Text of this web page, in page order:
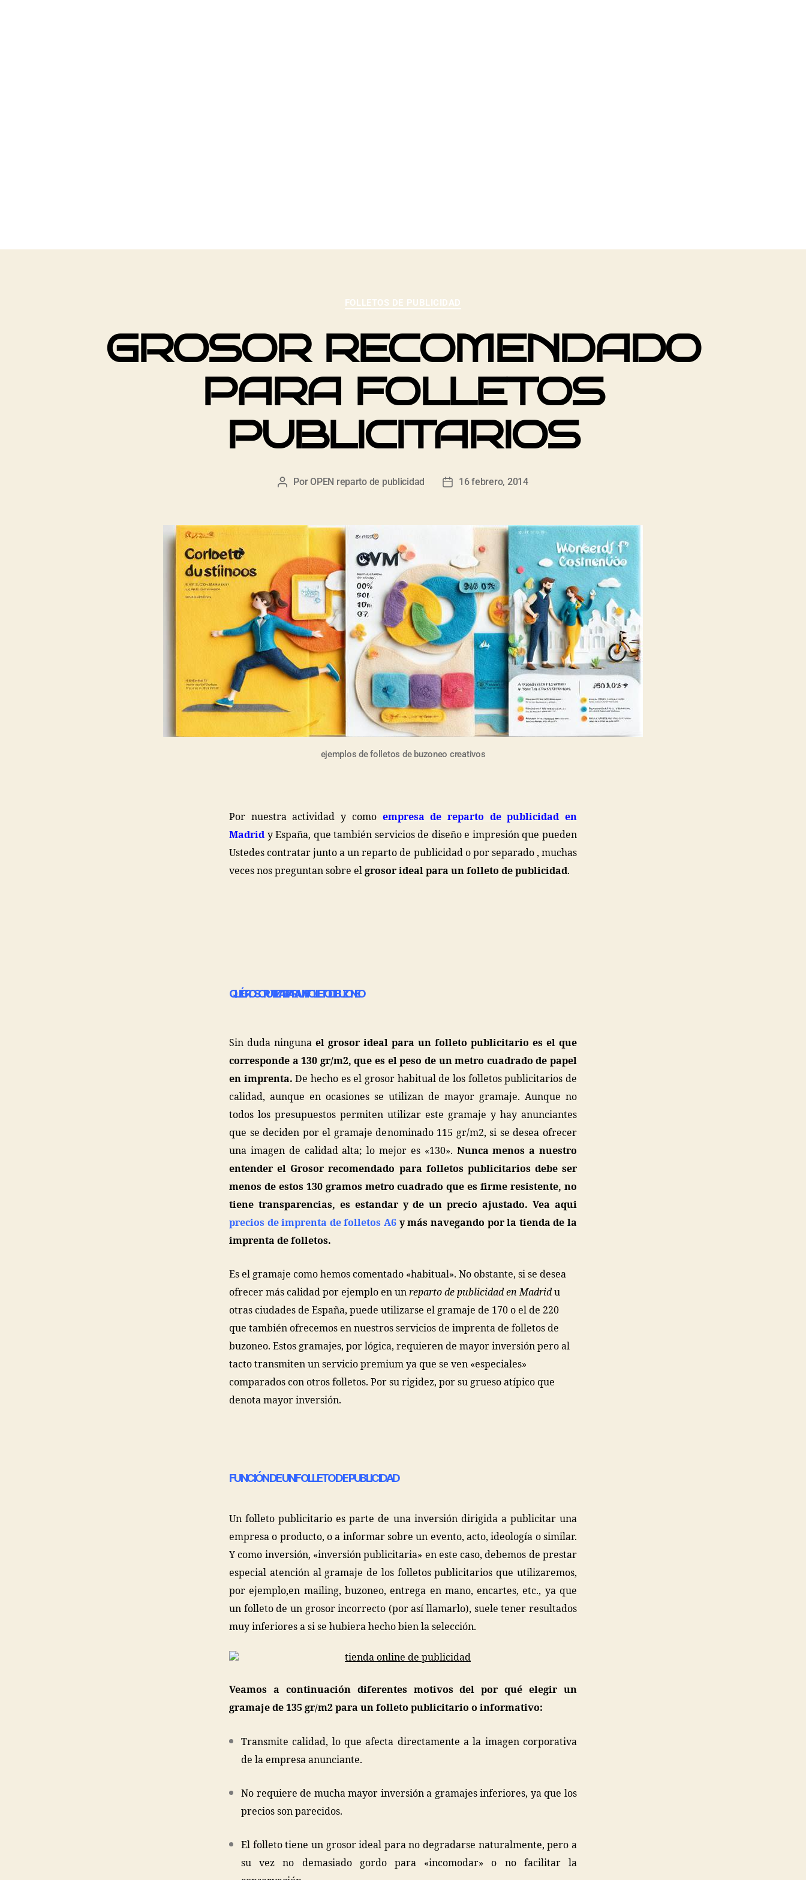
FOLLETOS DE PUBLICIDAD
GROSOR RECOMENDADO
PARA FOLLETOS
PUBLICITARIOS
PorOPEN reparto de publicidad 16 febrero, 2014
ejemplos de folletos de buzoneo creativos
Por nuestra actividad y como empresa de reparto de publicidad en
Madridy España, que también servicios de diseño e impresión que pueden
Ustedes contratar junto a un reparto de publicidad o por separado , muchas
veces nos preguntan sobre el grosor ideal para un folleto de publicidad.
QUÉ GROSOR UTILIZAR PARA UN FOLLETO DE BUZONEO
Sin duda ninguna el grosor ideal para un folleto publicitario es el que
corresponde a 130 gr/m2, que es el peso de un metro cuadrado de papel
en imprenta. De hecho es el grosor habitual de los folletos publicitarios de
calidad, aunque en ocasiones se utilizan de mayor gramaje. Aunque no
todos los presupuestos permiten utilizar este gramaje y hay anunciantes
que se deciden por el gramaje denominado 115 gr/m2, si se desea ofrecer
una imagen de calidad alta; lo mejor es «130». Nunca menos a nuestro
entender el Grosor recomendado para folletos publicitarios debe ser
menos de estos 130 gramos metro cuadrado que es firme resistente, no
tiene transparencias, es estandar y de un precio ajustado. Vea aqui
precios de imprenta de folletos A6 y más navegando por la tienda de la
imprenta de folletos.
Es el gramaje como hemos comentado «habitual». No obstante, si se desea
ofrecer más calidad por ejemplo en un reparto de publicidad en Madridu
otras ciudades de España, puede utilizarse el gramaje de 170 o el de 220
que también ofrecemos en nuestros servicios de imprenta de folletos de
buzoneo. Estos gramajes, por lógica, requieren de mayor inversión pero al
tacto transmiten un servicio premium ya que se ven «especiales»
comparados con otros folletos. Por su rigidez, por su grueso atípico que
denota mayor inversión.
FUNCIÓN DE UN FOLLETO DE PUBLICIDAD
Un folleto publicitario es parte de una inversión dirigida a publicitar una
empresa o producto, o a informar sobre un evento, acto, ideología o similar.
Y como inversión, «inversión publicitaria» en este caso, debemos de prestar
especial atención al gramaje de los folletos publicitarios que utilizaremos,
por ejemplo,en mailing, buzoneo, entrega en mano, encartes, etc., ya que
un folleto de un grosor incorrecto (por así llamarlo), suele tener resultados
muy inferiores a si se hubiera hecho bien la selección.
Veamos a continuación diferentes motivos del por qué elegir un
gramaje de 135 gr/m2 para un folleto publicitario o informativo:
Transmite calidad, lo que afecta directamente a la imagen corporativa
de la empresa anunciante.
No requiere de mucha mayor inversión a gramajes inferiores, ya que los
precios son parecidos.
El folleto tiene un grosor ideal para no degradarse naturalmente, pero a
su vez no demasiado gordo para «incomodar» o no facilitar la